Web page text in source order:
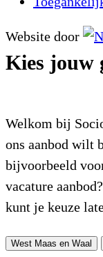
Website door
Kies jouw
Welkom bij
ons aanbod wilt
bijvoorbeeld
vacature
kunt je keuze
West Maas en Waal